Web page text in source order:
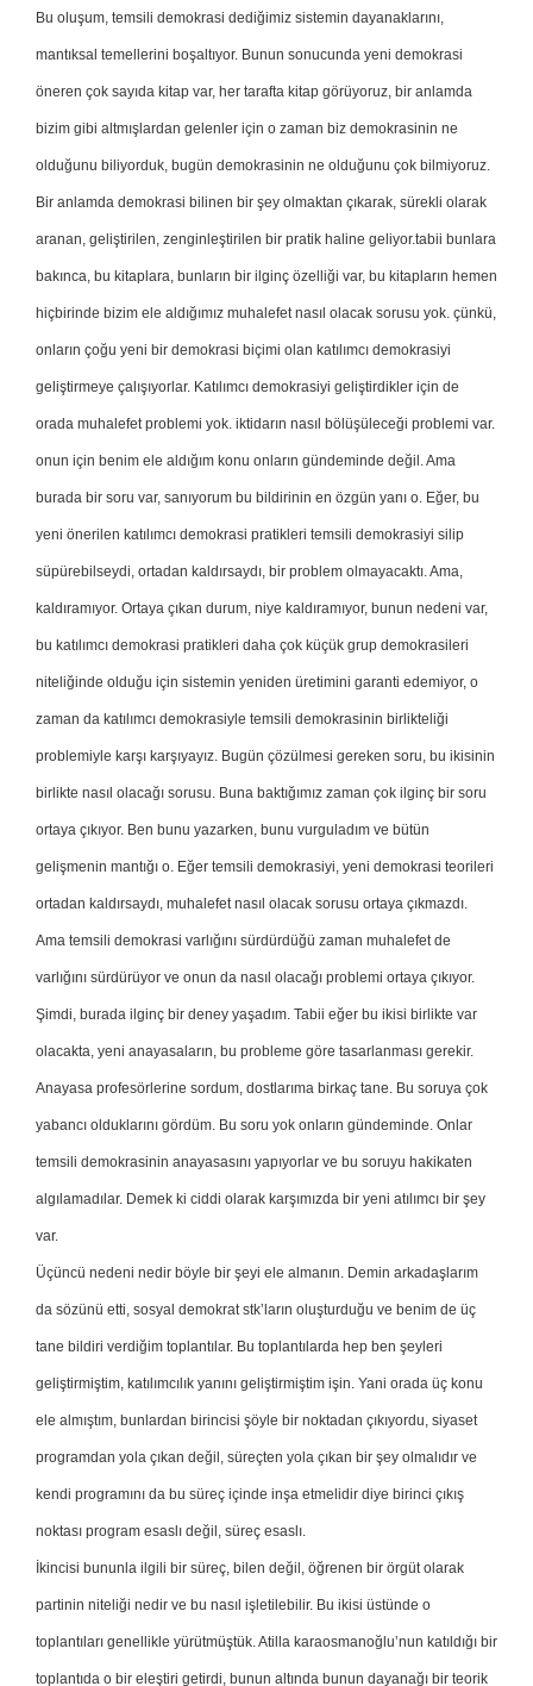
Bu oluşum, temsili demokrasi dediğimiz sistemin dayanaklarını,
mantıksal temellerini boşaltıyor. Bunun sonucunda yeni demokrasi
öneren çok sayıda kitap var, her tarafta kitap görüyoruz, bir anlamda
bizim gibi altmışlardan gelenler için o zaman biz demokrasinin ne
olduğunu biliyorduk, bugün demokrasinin ne olduğunu çok bilmiyoruz.
Bir anlamda demokrasi bilinen bir şey olmaktan çıkarak, sürekli olarak
aranan, geliştirilen, zenginleştirilen bir pratik haline geliyor.tabii bunlara
bakınca, bu kitaplara, bunların bir ilginç özelliği var, bu kitapların hemen
hiçbirinde bizim ele aldığımız muhalefet nasıl olacak sorusu yok. çünkü,
onların çoğu yeni bir demokrasi biçimi olan katılımcı demokrasiyi
geliştirmeye çalışıyorlar. Katılımcı demokrasiyi geliştirdikler için de
orada muhalefet problemi yok. iktidarın nasıl bölüşüleceği problemi var.
onun için benim ele aldığım konu onların gündeminde değil. Ama
burada bir soru var, sanıyorum bu bildirinin en özgün yanı o. Eğer, bu
yeni önerilen katılımcı demokrasi pratikleri temsili demokrasiyi silip
süpürebilseydi, ortadan kaldırsaydı, bir problem olmayacaktı. Ama,
kaldıramıyor. Ortaya çıkan durum, niye kaldıramıyor, bunun nedeni var,
bu katılımcı demokrasi pratikleri daha çok küçük grup demokrasileri
niteliğinde olduğu için sistemin yeniden üretimini garanti edemiyor, o
zaman da katılımcı demokrasiyle temsili demokrasinin birlikteliği
problemiyle karşı karşıyayız. Bugün çözülmesi gereken soru, bu ikisinin
birlikte nasıl olacağı sorusu. Buna baktığımız zaman çok ilginç bir soru
ortaya çıkıyor. Ben bunu yazarken, bunu vurguladım ve bütün
gelişmenin mantığı o. Eğer temsili demokrasiyi, yeni demokrasi teorileri
ortadan kaldırsaydı, muhalefet nasıl olacak sorusu ortaya çıkmazdı.
Ama temsili demokrasi varlığını sürdürdüğü zaman muhalefet de
varlığını sürdürüyor ve onun da nasıl olacağı problemi ortaya çıkıyor.
Şimdi, burada ilginç bir deney yaşadım. Tabii eğer bu ikisi birlikte var
olacakta, yeni anayasaların, bu probleme göre tasarlanması gerekir.
Anayasa profesörlerine sordum, dostlarıma birkaç tane. Bu soruya çok
yabancı olduklarını gördüm. Bu soru yok onların gündeminde. Onlar
temsili demokrasinin anayasasını yapıyorlar ve bu soruyu hakikaten
algılamadılar. Demek ki ciddi olarak karşımızda bir yeni atılımcı bir şey
var.
Üçüncü nedeni nedir böyle bir şeyi ele almanın. Demin arkadaşlarım
da sözünü etti, sosyal demokrat stk’ların oluşturduğu ve benim de üç
tane bildiri verdiğim toplantılar. Bu toplantılarda hep ben şeyleri
geliştirmiştim, katılımcılık yanını geliştirmiştim işin. Yani orada üç konu
ele almıştım, bunlardan birincisi şöyle bir noktadan çıkıyordu, siyaset
programdan yola çıkan değil, süreçten yola çıkan bir şey olmalıdır ve
kendi programını da bu süreç içinde inşa etmelidir diye birinci çıkış
noktası program esaslı değil, süreç esaslı.
İkincisi bununla ilgili bir süreç, bilen değil, öğrenen bir örgüt olarak
partinin niteliği nedir ve bu nasıl işletilebilir. Bu ikisi üstünde o
toplantıları genellikle yürütmüştük. Atilla karaosmanoğlu’nun katıldığı bir
toplantıda o bir eleştiri getirdi, bunun altında bunun dayanağı bir teorik